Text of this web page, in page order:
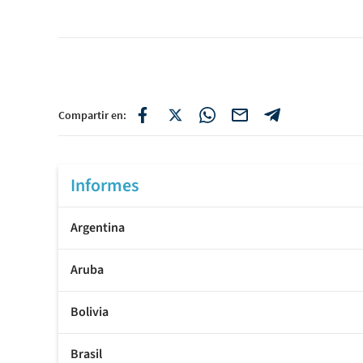
Compartir en:
Informes
Argentina
Aruba
Bolivia
Brasil